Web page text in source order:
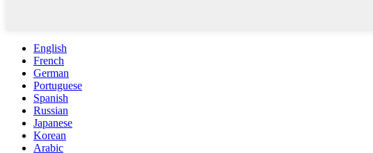
English
French
German
Portuguese
Spanish
Russian
Japanese
Korean
Arabic